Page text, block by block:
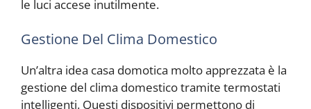
le luci accese inutilmente.
Gestione Del Clima Domestico
Un’altra idea casa domotica molto apprezzata è la
gestione del clima domestico tramite termostati
intelligenti. Questi dispositivi permettono di